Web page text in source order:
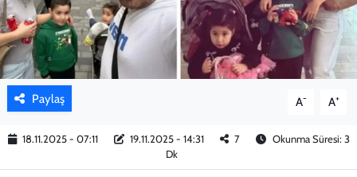
Paylaş A- A+
18.11.2025 - 07:11 19.11.2025 - 14:31 7
Okunma Süresi: 3
Dk